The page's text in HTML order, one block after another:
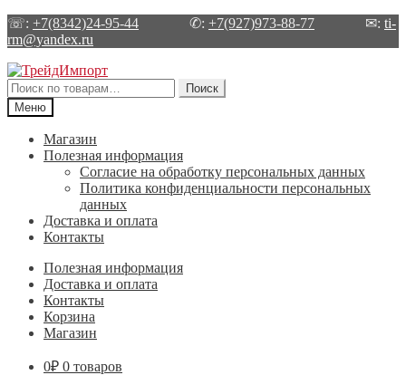
☏: +7(8342)24-95-44 ✆: +7(927)973-88-77 ✉: ti-
rm@yandex.ru
Перейти
к
навигации
Перейти
к
содержимому
Искать:
Поиск
Меню
Магазин
Полезная информация
Согласие на обработку персональных данных
Политика конфиденциальности персональных
данных
Доставка и оплата
Контакты
Полезная информация
Доставка и оплата
Контакты
Корзина
Магазин
0₽ 0 товаров